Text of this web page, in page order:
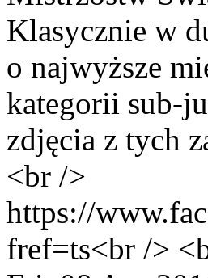
Klasycznie w
o najwyższe
kategorii sub-
zdjęcia z tych
<br />
https://
fref=ts<br />